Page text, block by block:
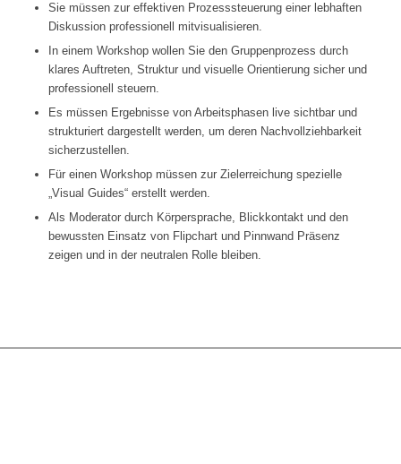
Sie müssen zur effektiven Prozesssteuerung einer lebhaften
Diskussion professionell mitvisualisieren.
In einem Workshop wollen Sie den Gruppenprozess durch
klares Auftreten, Struktur und visuelle Orientierung sicher und
professionell steuern.
Es müssen Ergebnisse von Arbeitsphasen live sichtbar und
strukturiert dargestellt werden, um deren Nachvollziehbarkeit
sicherzustellen.
Für einen Workshop müssen zur Zielerreichung spezielle
„Visual Guides“ erstellt werden.
Als Moderator durch Körpersprache, Blickkontakt und den
bewussten Einsatz von Flipchart und Pinnwand Präsenz
zeigen und in der neutralen Rolle bleiben.